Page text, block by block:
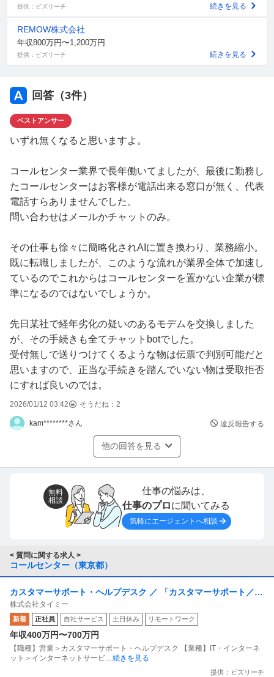
今後クレーム対応や問い合わせ、教えて電話の対応はどう
なってくると思いますか？
完全に削ってしまうと、コールセンターがないと見るやい
使い古した製品を不良品と称して本社に送り付ける輩が現
提供：ビズリーチ 続きを見る
REMOW株式会社
年収800万円〜1,200万円
提供：ビズリーチ 続きを見る
回答（3件）
ベストアンサー
いずれ無くなると思いますよ。
コールセンター業界で長年働いてましたが、最後に勤務し
たコールセンターはお客様が電話出来る窓口が無く、代表
電話すらありませんでした。
問い合わせはメールかチャットのみ。
その仕事も徐々に簡略化されAIに置き換わり、業務縮小。
既に転職しましたが、このような流れが業界全体で加速し
ているのでこれからはコールセンターを置かない企業が標
準になるのではないでしょうか。
先日某社で経年劣化の疑いのあるモデムを交換しました
が、その手続きも全てチャットbotでした。
受付無しで送りつけてくるような物は伝票で判別可能だと
思いますので、正当な手続きを踏んでいない物は受取拒否
にすれば良いのでは。
2026/01/12 03:42 そうだね： 2
kam********さん 違反報告する
他の回答を見る
無料
相談
仕事の悩みは、
仕事のプロに聞いてみる
気軽にエージェントへ相談
< 質問に関する求人 >
コールセンター（東京都）
カスタマーサポート・ヘルプデスク ／ 「カスタマーサポート／フ
ルリモOK」「タイミー」を支えるカスタマーサポートを募
集！！！
株式会社タイミー
新着 正社員 自社サービス 土日休み リモートワーク
年収400万円〜700万円
【職種】営業＞カスタマーサポート・ヘルプデスク 【業種】IT・インターネ
ット＞インターネットサービ…続きを見る
提供：ビズリーチ